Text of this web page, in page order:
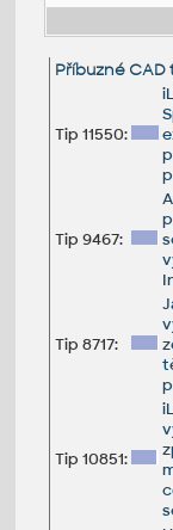
Příbuzné CAD
Tip 11550:
Tip 9467:
Tip 8717:
Tip 10851: